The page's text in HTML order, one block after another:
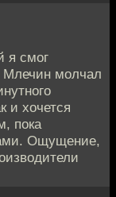
я смог
Млечин молчал
и хочется
пока
Ощущение,